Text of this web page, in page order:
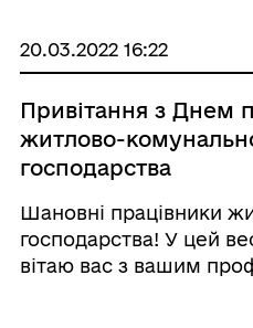
20.03.2022 16:22
Привітання з Днем
житлово-
господарства
Шановні працівники
господарства! У цей
вітаю вас з вашим